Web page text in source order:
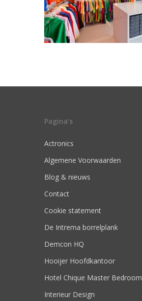
Pagina’s
Actronics
Algemene Voorwaarden
Blog & nieuws
Contact
Cookie statement
De Intrema borrelplank
Demcon HQ
Hooijer Hoofdkantoor
Hotel Chique Master Bedroom
Interieur Design